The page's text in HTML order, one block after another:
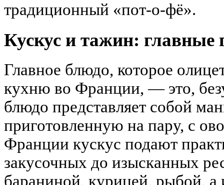
традиционный «пот-о-фё».
Кускус и тажин: главные
Главное блюдо, которое
кухню во Франции, — это,
блюдо представляет собой
приготовленную на пару, с
Франции кускус подают
закусочных до изысканных
бараниной, курицей, рыбой,